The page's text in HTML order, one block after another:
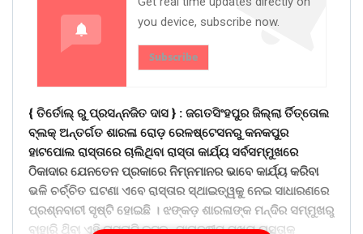
you device, subscribe now.
Subscribe
{ ତିର୍ତୋଲ୍ ରୁ ପ୍ରସନ୍ନଜିତ ଦାସ } : ଜଗତସିଂହପୁର ଜିଲ୍ଲା ର୍ତିତ୍ତୋଲ
ବ୍ଲକ୍ ଅନ୍ତର୍ଗତ ଶାରଳା ରୋଡ଼ ରେଳଷ୍ଟେସନରୁ କନକପୁର
ହାଟପୋଲ ରାସ୍ତାରେ ଚାଲିଥିବା ରାସ୍ତା କାର୍ଯ୍ୟ ସର୍ବସମ୍ମୁଖରେ
ଠିକାଦାର ଯେନତେନ ପ୍ରକାରେ ନିମ୍ନମାନର ଭାବେ କାର୍ଯ୍ୟ କରିବା
ଭଳି ଚର୍ଚ୍ଚିତ ଘଟଣା ଏବେ ରାସ୍ତାର ସ୍ଥାଇତ୍ୱକୁ ନେଇ ସାଧାରଣରେ
ପ୍ରଶ୍ନବାଚୀ ସୃଷ୍ଟି ହୋଇଛି । ଝଙ୍କଡ଼ ଶାରଳାଙ୍କ ମନ୍ଦିର ସମ୍ମୁଖରୁ
ବାହାରି ଥ‌ିବା ଏହି ରାସ୍ତାଟି କଟକ- ପାରାଦ୍ଵୀପ ମୁଖ୍ୟ ରାସ୍ତାକୁ